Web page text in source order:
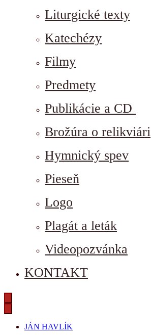
Liturgické texty
Katechézy
Filmy
Predmety
Publikácie a CD
Brožúra o relikviári
Hymnický spev
Pieseň
Logo
Plagát a leták
Videopozvánka
KONTAKT
JÁN HAVLÍK